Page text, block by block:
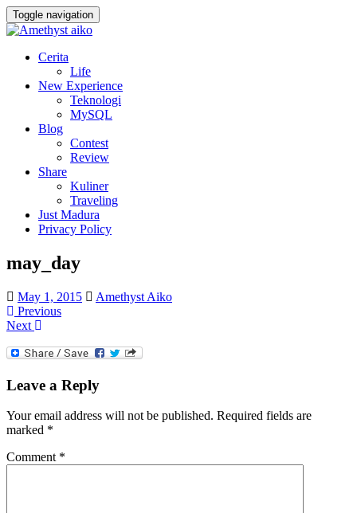
Toggle navigation
Cerita
Life
New Experience
Teknologi
MySQL
Blog
Contest
Review
Share
Kuliner
Traveling
Just Madura
Privacy Policy
may_day
May 1, 2015
Amethyst Aiko
Previous
Next
Leave a Reply
Your email address will not be published. Required fields are
marked *
Comment *